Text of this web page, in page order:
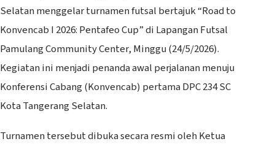
Selatan menggelar turnamen futsal bertajuk “Road to
Konvencab I 2026: Pentafeo Cup” di Lapangan Futsal
Pamulang Community Center, Minggu (24/5/2026).
Kegiatan ini menjadi penanda awal perjalanan menuju
Konferensi Cabang (Konvencab) pertama DPC 234 SC
Kota Tangerang Selatan.
Turnamen tersebut dibuka secara resmi oleh Ketua